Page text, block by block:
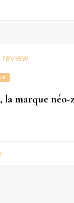
marque néo-